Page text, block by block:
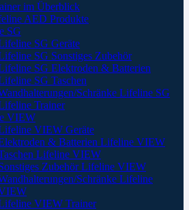
im Überblick
AED Produkte
SG
SG Geräte
SG Sonstiges Zubehör
SG Elektroden & Batterien
SG Taschen
Schränke Lifeline SG
Trainer
VIEW
VIEW Geräte
& Batterien Lifeline VIEW
Lifeline VIEW
Zubehör Lifeline VIEW
Schränke Lifeline
VIEW Trainer